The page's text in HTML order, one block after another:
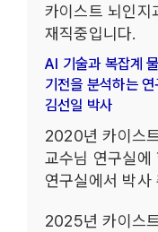
카이스트 뇌인지
재직중입니다.
AI 기술과 복잡계
기전을 분석하는
김선일 박사
2020년 카이스
교수님 연구실
연구실에서 박사
2025년 카이스